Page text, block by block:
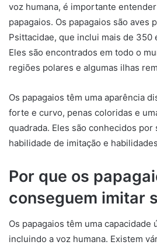
voz humana, é importante
papagaios. Os papagaios são aves
Psittacidae, que inclui mais de 350
Eles são encontrados em todo o
regiões polares e algumas ilhas
Os papagaios têm uma aparência
forte e curvo, penas coloridas e
quadrada. Eles são conhecidos por
habilidade de imitação e
Por que os
conseguem imitar
Os papagaios têm uma capacidade
incluindo a voz humana. Existem